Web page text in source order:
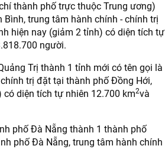
thành phố trực thuộc Trung ương)
trung tâm hành chính - chính trị
hiện nay (giảm 2 tỉnh) có diện tích tự
người.
Trị thành 1 tỉnh mới có tên gọi là
trị đặt tại thành phố Đồng Hới,
diện tích tự nhiên 12.700 km2và
phố Đà Nẵng thành 1 thành phố
phố Đà Nẵng, trung tâm hành chính